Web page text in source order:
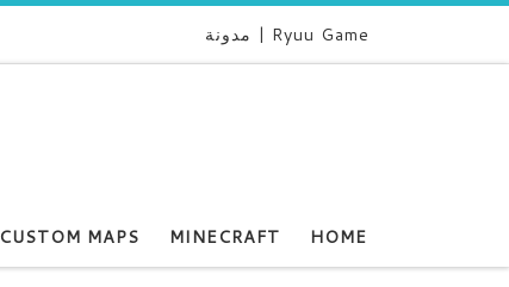
Ryuu Game | مدونة
HOME
MINECRAFT
CUSTOM MAPS